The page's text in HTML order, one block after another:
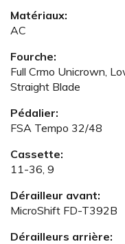
Matériaux:
AC
Fourche:
Full Crmo Unicrown,
Straight Blade
Pédalier:
FSA Tempo 32/48
Cassette:
11-36, 9
Dérailleur avant:
MicroShift FD-T392B
Dérailleurs arrière: